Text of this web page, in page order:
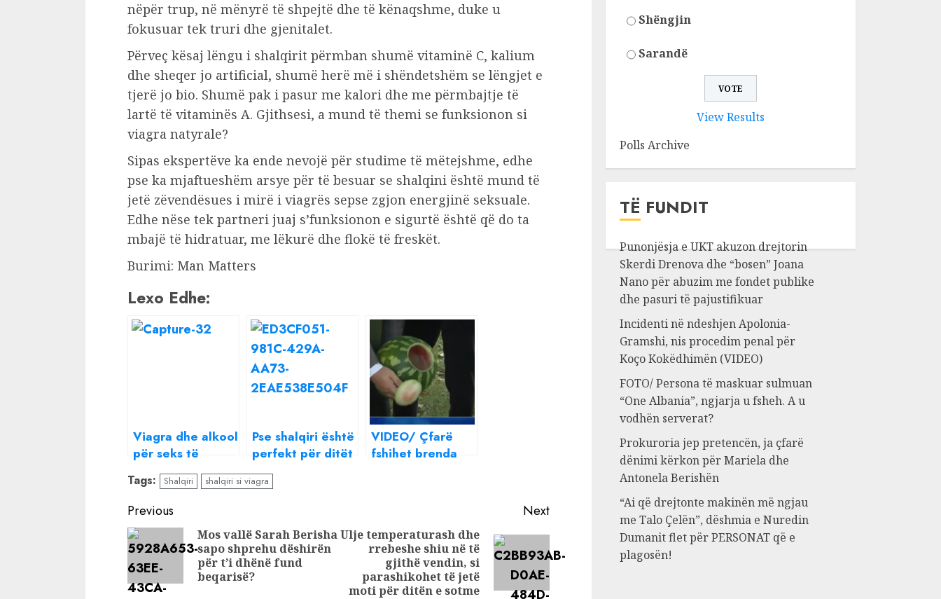
nëpër trup, në mënyrë të shpejtë dhe të kënaqshme, duke u
fokusuar tek truri dhe gjenitalet.
Përveç kësaj lëngu i shalqirit përmban shumë vitaminë C, kalium
dhe sheqer jo artificial, shumë herë më i shëndetshëm se lëngjet e
tjerë jo bio. Shumë pak i pasur me kalori dhe me përmbajtje të
lartë të vitaminës A. Gjithsesi, a mund të themi se funksionon si
viagra natyrale?
Sipas ekspertëve ka ende nevojë për studime të mëtejshme, edhe
pse ka mjaftueshëm arsye për të besuar se shalqini është mund të
jetë zëvendësues i mirë i viagrës sepse zgjon energjinë seksuale.
Edhe nëse tek partneri juaj s’funksionon e sigurtë është që do ta
mbajë të hidratuar, me lëkurë dhe flokë të freskët.
Burimi: Man Matters
Lexo Edhe:
Viagra dhe alkool
për seks të
pandërprerë i riu,
përfundon me
penis të thyer në
spital
Pse shalqiri është
perfekt për ditët
e nxehta!
VIDEO/ Çfarë
fshihet brenda
Tags: Shalqiri shalqiri si viagra
Continue
Reading
Previous
Previous
post:
Mos vallë Sarah Berisha
sapo shprehu dëshirën
për t’i dhënë fund
beqarisë?
Next
post:
Ulje temperaturash dhe
rrebeshe shiu në të
gjithë vendin, si
parashikohet të jetë
moti për ditën e sotme
Shëngjin
Sarandë
View Results
Polls Archive
TË FUNDIT
Punonjësja e UKT akuzon drejtorin
Skerdi Drenova dhe “bosen” Joana
Nano për abuzim me fondet publike
dhe pasuri të pajustifikuar
Incidenti në ndeshjen Apolonia-
Gramshi, nis procedim penal për
Koço Kokëdhimën (VIDEO)
FOTO/ Persona të maskuar sulmuan
“One Albania”, ngjarja u fsheh. A u
vodhën serverat?
Prokuroria jep pretencën, ja çfarë
dënimi kërkon për Mariela dhe
Antonela Berishën
“Ai që drejtonte makinën më ngjau
me Talo Çelën”, dëshmia e Nuredin
Dumanit flet për PERSONAT që e
plagosën!